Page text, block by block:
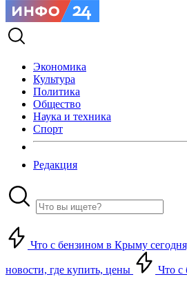
Экономика
Культура
Политика
Общество
Наука и техника
Спорт
Редакция
Что с бензином в Крыму
новости, где купить, цены Что с